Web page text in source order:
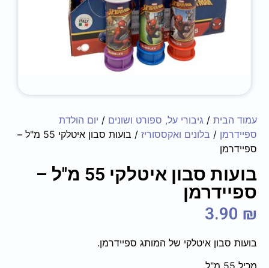
עמוד הבית / גיבורי על, ספורט ושונים / יום הולדת
ספיידרמן / בלונים ואקססוריז
/ בועות סבון איטלקי 55 מ"ל –
ספיידרמן
בועות סבון איטלקי 55 מ"ל –
ספיידרמן
3.90 ₪
בועות סבון איטלקי של המותג ספיידרמן.